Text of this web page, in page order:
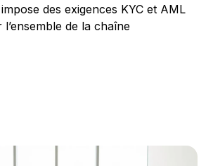
des exigences KYC et AML
de la chaîne